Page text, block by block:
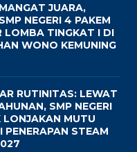
JUARA,
NEGERI 4 PAKEM
LOMBA TINGKAT I DI
WONO KEMUNING
RUTINITAS: LEWAT
SMP NEGERI
LONJAKAN MUTU
PENERAPAN STEAM